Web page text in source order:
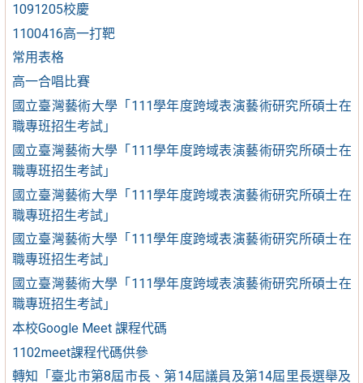
1091205校慶
1100416高一打靶
常用表格
高一合唱比賽
國立臺灣藝術大學「111學年度跨域表演藝術研究所碩士在
職專班招生考試」
國立臺灣藝術大學「111學年度跨域表演藝術研究所碩士在
職專班招生考試」
國立臺灣藝術大學「111學年度跨域表演藝術研究所碩士在
職專班招生考試」
國立臺灣藝術大學「111學年度跨域表演藝術研究所碩士在
職專班招生考試」
國立臺灣藝術大學「111學年度跨域表演藝術研究所碩士在
職專班招生考試」
本校Google Meet 課程代碼
1102meet課程代碼供參
轉知「臺北市第8屆市長、第14屆議員及第14屆里長選舉及